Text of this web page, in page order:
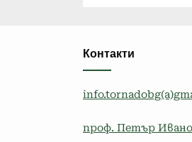
Контакти
проф. Петър